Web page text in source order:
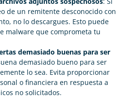
de un remitente desconocido con
no lo descargues. Esto puede
malware que comprometa tu
demasiado buenas para ser
demasiado bueno para ser
lo sea. Evita proporcionar
o financiera en respuesta a
no solicitados.